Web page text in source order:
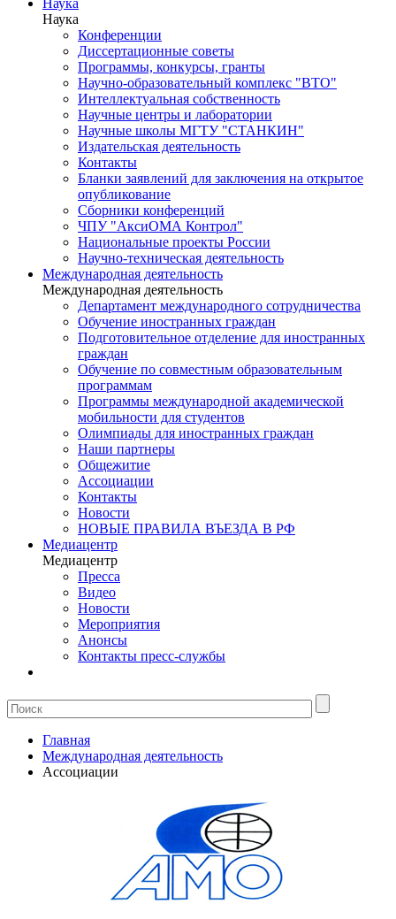
Наука
Наука
Конференции
Диссертационные советы
Программы, конкурсы, гранты
Научно-образовательный комплекс "ВТО"
Интеллектуальная собственность
Научные центры и лаборатории
Научные школы МГТУ "СТАНКИН"
Издательская деятельность
Контакты
Бланки заявлений для заключения на открытое
опубликование
Сборники конференций
ЧПУ "АксиОМА Контрол"
Национальные проекты России
Научно-техническая деятельность
Международная деятельность
Международная деятельность
Департамент международного сотрудничества
Обучение иностранных граждан
Подготовительное отделение для иностранных
граждан
Обучение по совместным образовательным
программам
Программы международной академической
мобильности для студентов
Олимпиады для иностранных граждан
Наши партнеры
Общежитие
Ассоциации
Контакты
Новости
НОВЫЕ ПРАВИЛА ВЪЕЗДА В РФ
Медиацентр
Медиацентр
Пресса
Видео
Новости
Мероприятия
Анонсы
Контакты пресс-службы
Главная
Международная деятельность
Ассоциации